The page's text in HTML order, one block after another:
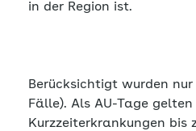
in der Region ist.
Berücksichtigt wurden
Fälle). Als AU-Tage
Kurzzeiterkrankungen bis